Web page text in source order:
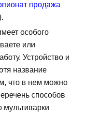
продажа
особого
или
Устройство и
название
что в нем можно
способов